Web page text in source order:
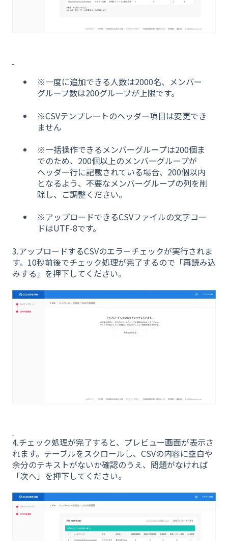
※一度に追加できる人数は2000名、メンバー
グループ数は200グループが上限です。
※CSVテンプレートのヘッダー項目は変更でき
ません
※一括操作できるメンバーグループは200個ま
でのため、200個以上のメンバーグループが
ヘッダー行に記載されている場合、200個以内
となるよう、不要なメンバーグループの列を削
除し、ご調整ください。
※アップロードできるCSVファイルの文字コー
ドはUTF-8です。
3.アップロードするCSVのエラーチェックが実行されま
す。10秒前後でチェック処理が完了するので「再読み込
みする」を押下してください。
4.チェック処理が完了すると、プレビュー画面が表示さ
れます。テーブルをスクロールし、CSVの内容に空白や
余分のテキストがないか確認のうえ、問題がなければ
「次へ」を押下してください。